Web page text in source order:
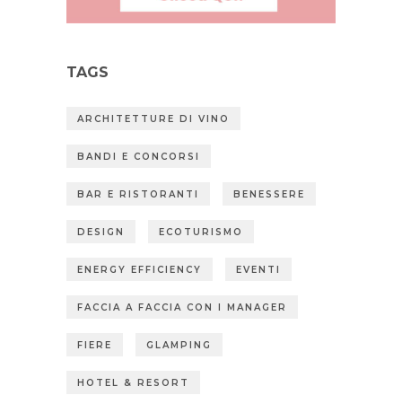
TAGS
ARCHITETTURE DI VINO
BANDI E CONCORSI
BAR E RISTORANTI BENESSERE
DESIGN ECOTURISMO
ENERGY EFFICIENCY EVENTI
FACCIA A FACCIA CON I MANAGER
FIERE GLAMPING
HOTEL & RESORT